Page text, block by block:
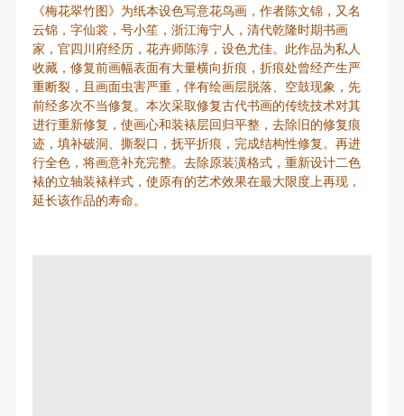
《梅花翠竹图》为纸本设色写意花鸟画，作者陈文锦，又名
云锦，字仙裳，号小笙，浙江海宁人，清代乾隆时期书画
家，官四川府经历，花卉师陈淳，设色尤佳。此作品为私人
收藏，修复前画幅表面有大量横向折痕，折痕处曾经产生严
重断裂，且画面虫害严重，伴有绘画层脱落、空鼓现象，先
前经多次不当修复。本次采取修复古代书画的传统技术对其
进行重新修复，使画心和装裱层回归平整，去除旧的修复痕
迹，填补破洞、撕裂口，抚平折痕，完成结构性修复。再进
行全色，将画意补充完整。去除原装潢格式，重新设计二色
裱的立轴装裱样式，使原有的艺术效果在最大限度上再现，
延长该作品的寿命。